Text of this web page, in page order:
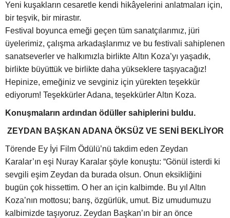
Yeni kuşakların cesaretle kendi hikâyelerini anlatmaları için,
bir teşvik, bir mirastır.
Festival boyunca emeği geçen tüm sanatçılarımız, jüri
üyelerimiz, çalışma arkadaşlarımız ve bu festivali sahiplenen
sanatseverler ve halkımızla birlikte Altın Koza’yı yaşadık,
birlikte büyüttük ve birlikte daha yükseklere taşıyacağız!
Hepinize, emeğiniz ve sevginiz için yürekten teşekkür
ediyorum! Teşekkürler Adana, teşekkürler Altın Koza.
Konuşmaların ardından ödüller sahiplerini buldu.
ZEYDAN BAŞKAN ADANA ÖKSÜZ VE SENİ BEKLİYOR
Törende Ey İyi Film Ödülü’nü takdim eden Zeydan
Karalar’ın eşi Nuray Karalar şöyle konuştu: “Gönül isterdi ki
sevgili eşim Zeydan da burada olsun. Onun eksikliğini
bugün çok hissettim. O her an için kalbimde. Bu yıl Altın
Koza’nın mottosu; barış, özgürlük, umut. Biz umudumuzu
kalbimizde taşıyoruz. Zeydan Başkan’ın bir an önce